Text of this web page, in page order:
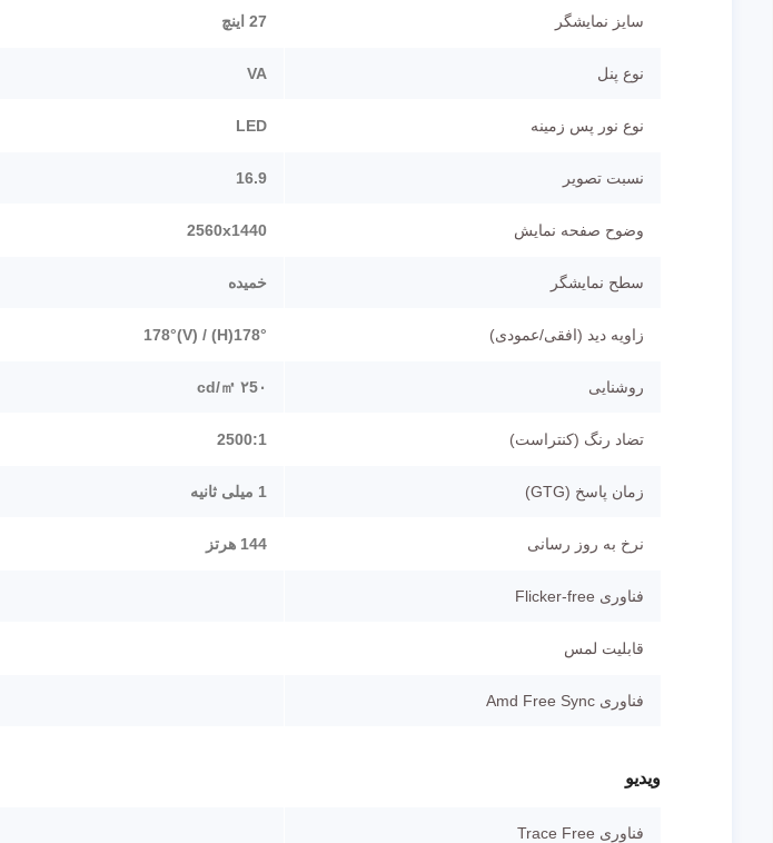
سایز نمایشگر 27 اینچ
نوع پنل VA
نوع نور پس زمینه LED
نسبت تصویر 16.9
وضوح صفحه نمایش 2560x1440
سطح نمایشگر خمیده
زاویه دید (افقی/عمودی) 178°(H) / 178°(V)
روشنایی ۲5۰ cd/㎡
تضاد رنگ (کنتراست) 2500:1
زمان پاسخ (GTG) 1 میلی ثانیه
نرخ به روز رسانی 144 هرتز
فناوری Flicker-free
قابلیت لمس
فناوری Amd Free Sync
ویدیو
فناوری Trace Free